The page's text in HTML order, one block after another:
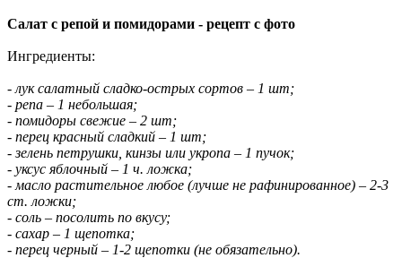
Салат с репой и помидорами - рецепт с фото
Ингредиенты:
- лук салатный сладко-острых сортов – 1 шт;
- репа – 1 небольшая;
- помидоры свежие – 2 шт;
- перец красный сладкий – 1 шт;
- зелень петрушки, кинзы или укропа – 1 пучок;
- уксус яблочный – 1 ч. ложка;
- масло растительное любое (лучше не рафинированное) – 2-3
ст. ложки;
- соль – посолить по вкусу;
- сахар – 1 щепотка;
- перец черный – 1-2 щепотки (не обязательно).